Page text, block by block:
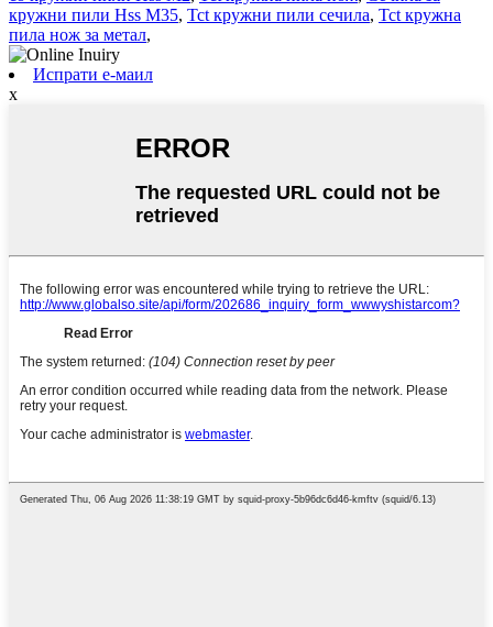
кружни пили Hss M35, Tct кружни пили сечила, Tct кружна
пила нож за метал,
Испрати е-маил
x